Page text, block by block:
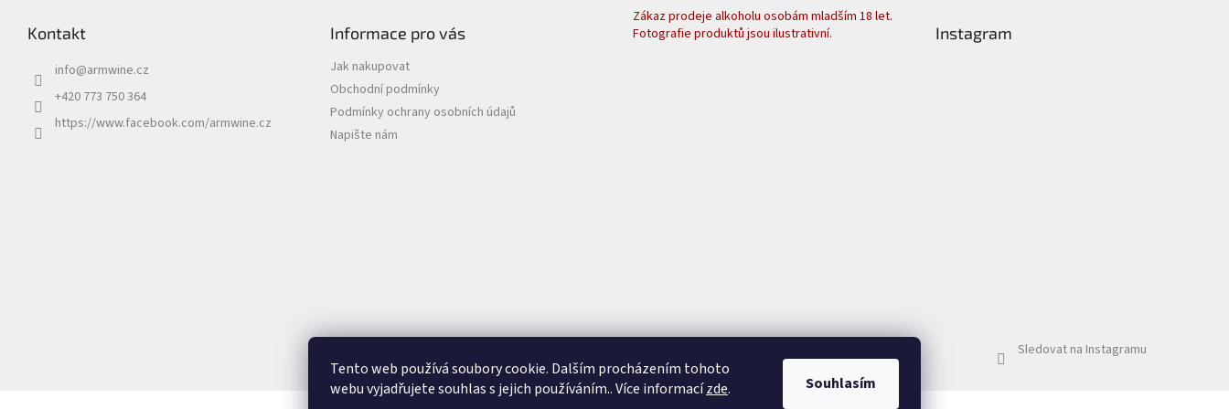
Tento web používá soubory cookie. Dalším procházením tohoto
webu vyjadřujete souhlas s jejich používáním.. Více informacízde. Souhlasím
Kontakt
info@armwine.cz
+420 773 750 364
https://www.facebook.com/armwine.cz
Informace pro vás
Jak nakupovat
Obchodní podmínky
Podmínky ochrany osobních údajů
Napište nám
Zákaz prodeje alkoholu osobám mladším 18 let.
Fotografie produktů jsou ilustrativní.
Instagram
Sledovat na Instagramu